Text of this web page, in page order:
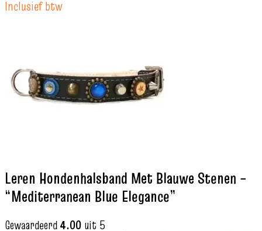
Inclusief btw
Leren Hondenhalsband Met Blauwe Stenen –
“Mediterranean Blue Elegance”
Gewaardeerd4.00 uit 5